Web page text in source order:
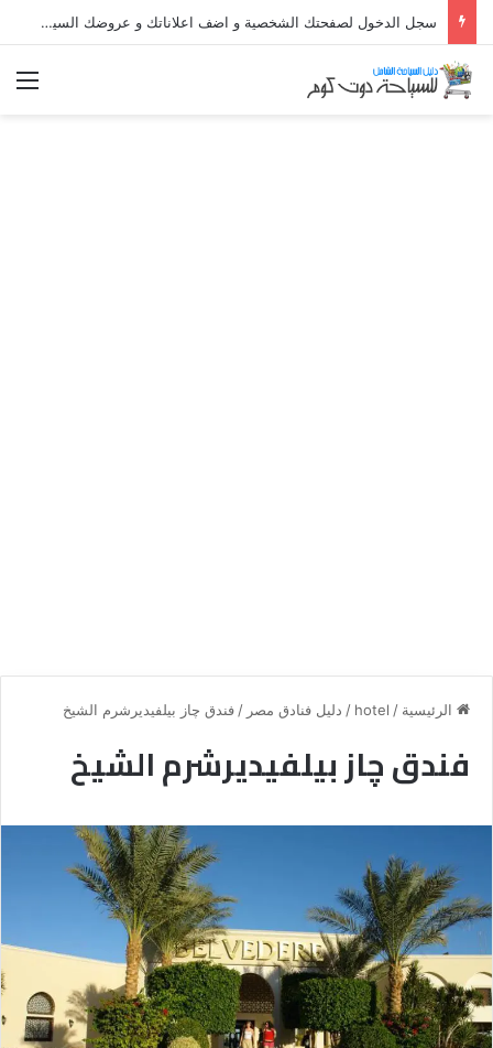
سجل الدخول لصفحتك الشخصية و اضف اعلاناتك و عروضك السياحية المميزة و استقبل طلبات الحجز مباشراً
الرئيسية /
hotel
/ دليل فنادق مصر / فندق چاز بيلفيديرشرم الشيخ
فندق چاز بيلفيديرشرم الشيخ